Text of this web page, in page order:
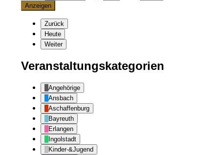
Zurück
Heute
Weiter
Veranstaltungskategorien
Angehörige
Ansbach
Aschaffenburg
Bayreuth
Erlangen
Ingolstadt
Kinder-&Jugend